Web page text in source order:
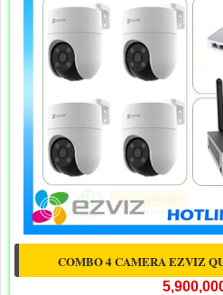
COMBO 4 CAMERA EZVIZ